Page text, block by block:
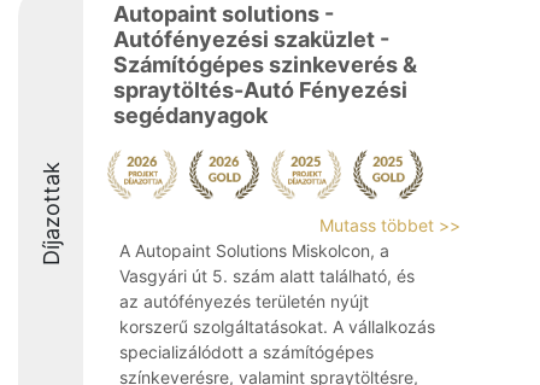
Díjazottak
Autopaint solutions -
Autófényezési szaküzlet -
Számítógépes szinkeverés &
spraytöltés-Autó Fényezési
segédanyagok
Mutass többet >>
A Autopaint Solutions Miskolcon, a
Vasgyári út 5. szám alatt található, és
az autófényezés területén nyújt
korszerű szolgáltatásokat. A vállalkozás
specializálódott a számítógépes
színkeverésre, valamint spraytöltésre,